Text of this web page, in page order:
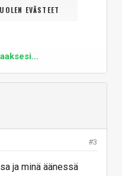
EVÄSTEET
#3
ja minä äänessä